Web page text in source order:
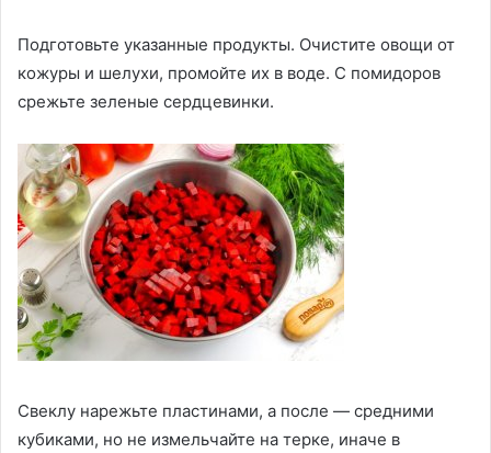
Подготовьте указанные продукты. Очистите овощи от
кожуры и шелухи, промойте их в воде. С помидоров
срежьте зеленые сердцевинки.
Свеклу нарежьте пластинами, а после — средними
кубиками, но не измельчайте на терке, иначе в